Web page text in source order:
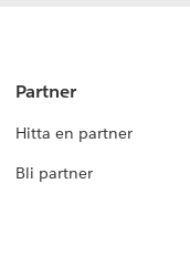
Partner
Hitta en partner
Bli partner